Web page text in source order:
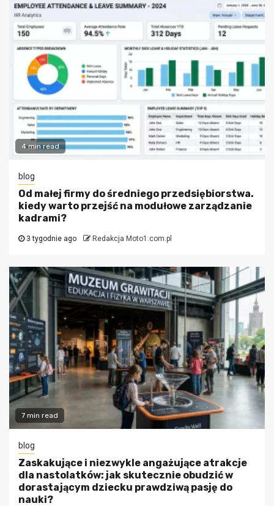
4 min read
blog
Od małej firmy do średniego przedsiębiorstwa.
kiedy warto przejść na modułowe zarządzanie
kadrami?
3 tygodnie ago Redakcja Moto1.com.pl
7 min read
blog
Zaskakujące i niezwykle angażujące atrakcje
dla nastolatków: jak skutecznie obudzić w
dorastającym dziecku prawdziwą pasję do
nauki?